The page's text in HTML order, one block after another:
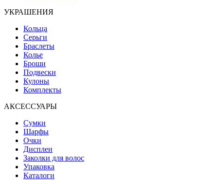
УКРАШЕНИЯ
Кольца
Серьги
Браслеты
Колье
Броши
Подвески
Кулоны
Комплекты
АКСЕССУАРЫ
Сумки
Шарфы
Очки
Дисплеи
Заколки для волос
Упаковка
Каталоги